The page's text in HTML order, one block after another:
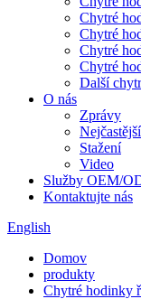
Chytré
Chytré
Chytré
Chytré
Další
O nás
Zprávy
Stažení
Video
Služby OEM/
Kontaktujte nás
English
Domov
produkty
Chytré hodinky